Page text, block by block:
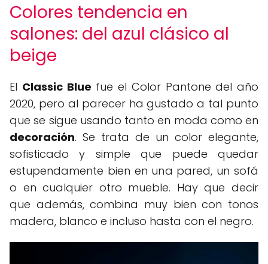
Colores tendencia en
salones: del azul clásico al
beige
El Classic Blue fue el Color Pantone del año
2020, pero al parecer ha gustado a tal punto
que se sigue usando tanto en moda como en
decoración. Se trata de un color elegante,
sofisticado y simple que puede quedar
estupendamente bien en una pared, un sofá
o en cualquier otro mueble. Hay que decir
que además, combina muy bien con tonos
madera, blanco e incluso hasta con el negro.